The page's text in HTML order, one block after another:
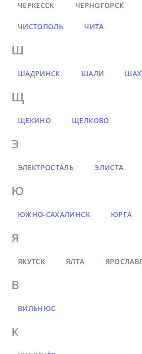
ЧЕРКЕССК ЧЕРНОГОРСК
ЧИСТОПОЛЬ ЧИТА
Ш
ШАДРИНСК ШАЛИ
Щ
ЩЕКИНО ЩЕЛКОВО
Э
ЭЛЕКТРОСТАЛЬ ЭЛИСТА
Ю
ЮЖНО-САХАЛИНСК ЮРГА
Я
ЯКУТСК ЯЛТА
В
ВИЛЬНЮС
К